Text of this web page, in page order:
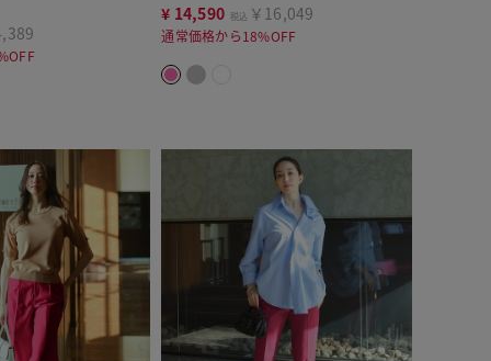
¥ 14,590 税込 ￥16,049
通常価格から18%OFF